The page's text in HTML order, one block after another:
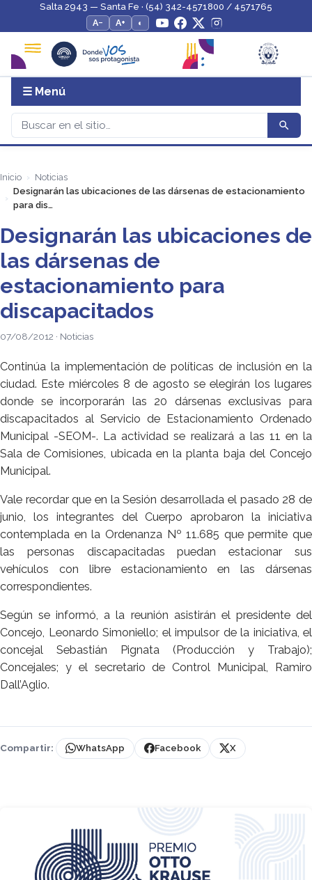
Salta 2943 — Santa Fe · (54) 342-4571800 / 4571765
A−
A+ ◐
☰ Menú
Inicio
Noticias
Designarán las ubicaciones de las dársenas de estacionamiento
para dis…
Designarán las ubicaciones de
las dársenas de
estacionamiento para
discapacitados
07/08/2012 · Noticias
Continúa la implementación de políticas de inclusión en la
ciudad. Este miércoles 8 de agosto se elegirán los lugares
donde se incorporarán las 20 dársenas exclusivas para
discapacitados al Servicio de Estacionamiento Ordenado
Municipal -SEOM-. La actividad se realizará a las 11 en la
Sala de Comisiones, ubicada en la planta baja del Concejo
Municipal.
Vale recordar que en la Sesión desarrollada el pasado 28 de
junio, los integrantes del Cuerpo aprobaron la iniciativa
contemplada en la Ordenanza Nº 11.685 que permite que
las personas discapacitadas puedan estacionar sus
vehículos con libre estacionamiento en las dársenas
correspondientes.
Según se informó, a la reunión asistirán el presidente del
Concejo, Leonardo Simoniello; el impulsor de la iniciativa, el
concejal Sebastián Pignata (Producción y Trabajo);
Concejales; y el secretario de Control Municipal, Ramiro
Dall’Aglio.
Compartir: WhatsApp Facebook X